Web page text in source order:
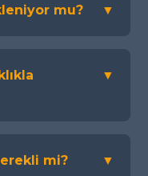
mu? ▼
▼
mi? ▼